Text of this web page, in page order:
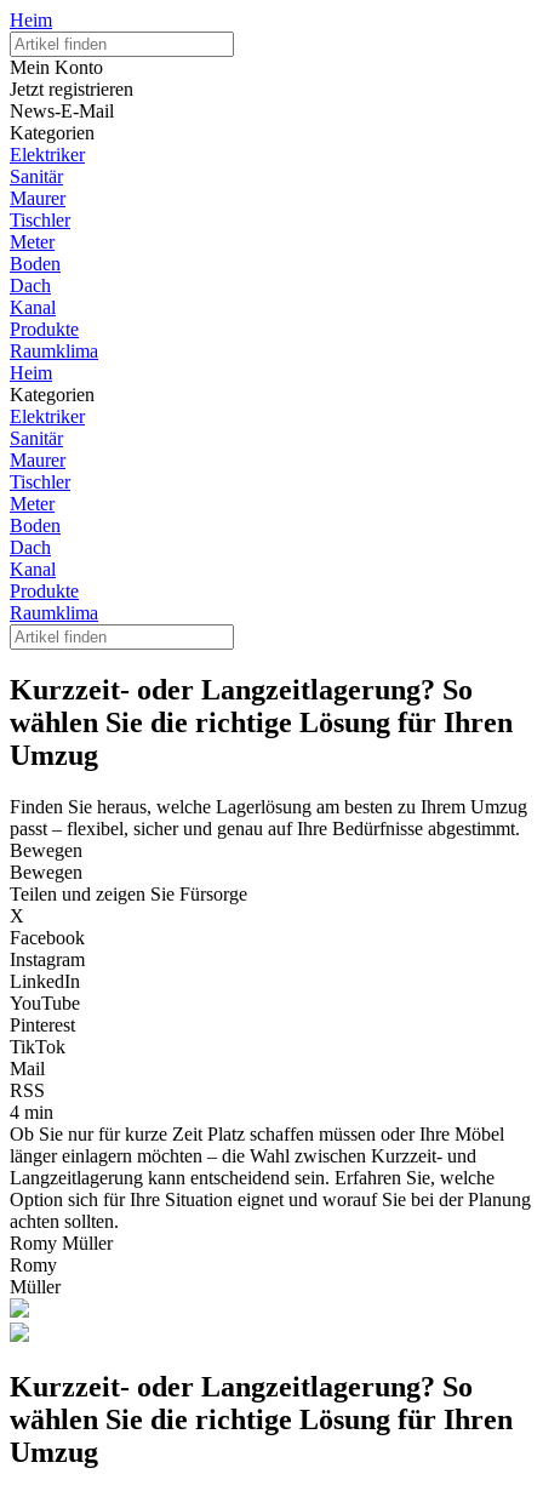
Heim
Mein Konto
Jetzt registrieren
News-E-Mail
Kategorien
Elektriker
Sanitär
Maurer
Tischler
Meter
Boden
Dach
Kanal
Produkte
Raumklima
Heim
Kategorien
Elektriker
Sanitär
Maurer
Tischler
Meter
Boden
Dach
Kanal
Produkte
Raumklima
Kurzzeit- oder Langzeitlagerung? So
wählen Sie die richtige Lösung für Ihren
Umzug
Finden Sie heraus, welche Lagerlösung am besten zu Ihrem Umzug
passt – flexibel, sicher und genau auf Ihre Bedürfnisse abgestimmt.
Bewegen
Bewegen
Teilen und zeigen Sie Fürsorge
X
Facebook
Instagram
LinkedIn
YouTube
Pinterest
TikTok
Mail
RSS
4 min
Ob Sie nur für kurze Zeit Platz schaffen müssen oder Ihre Möbel
länger einlagern möchten – die Wahl zwischen Kurzzeit- und
Langzeitlagerung kann entscheidend sein. Erfahren Sie, welche
Option sich für Ihre Situation eignet und worauf Sie bei der Planung
achten sollten.
Romy Müller
Romy
Müller
Kurzzeit- oder Langzeitlagerung? So
wählen Sie die richtige Lösung für Ihren
Umzug